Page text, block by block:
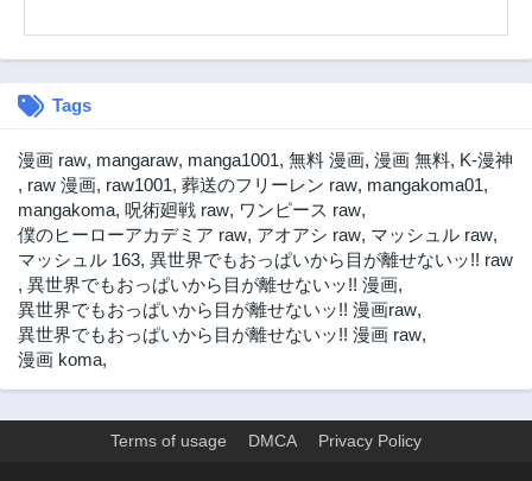
Tags
漫画 raw, mangaraw, manga1001, 無料 漫画, 漫画 無料, K-漫神
, raw 漫画, raw1001, 葬送のフリーレン raw, mangakoma01,
mangakoma, 呪術廻戦 raw, ワンピース raw,
僕のヒーローアカデミア raw, アオアシ raw, マッシュル raw,
マッシュル 163, 異世界でもおっぱいから目が離せないッ!! raw
, 異世界でもおっぱいから目が離せないッ!! 漫画,
異世界でもおっぱいから目が離せないッ!! 漫画raw,
異世界でもおっぱいから目が離せないッ!! 漫画 raw,
漫画 koma,
Terms of usage DMCA Privacy Policy